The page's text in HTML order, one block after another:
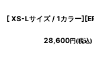
28,600円(税込)